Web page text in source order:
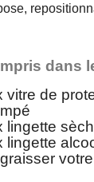
dans
vitre de
lingette
lingette